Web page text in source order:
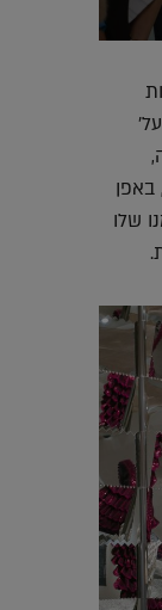
שלו